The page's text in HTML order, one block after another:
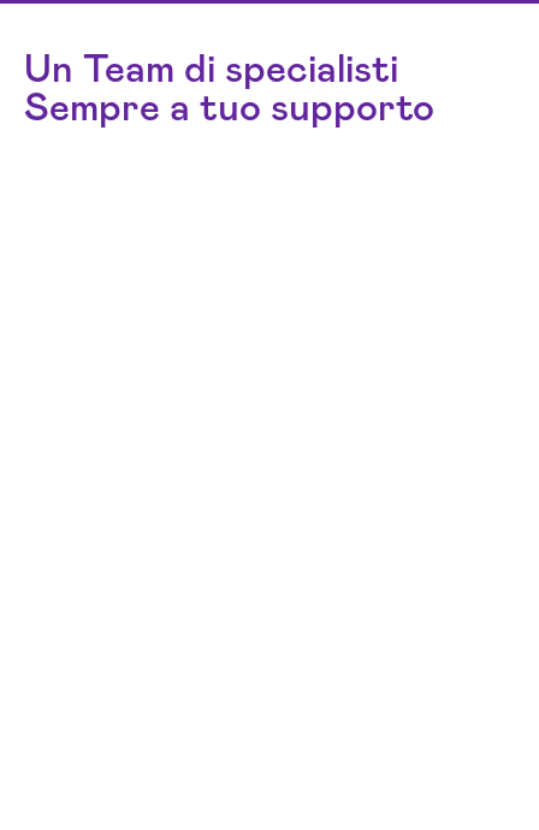
Un Team di specialisti
Sempre a tuo supporto